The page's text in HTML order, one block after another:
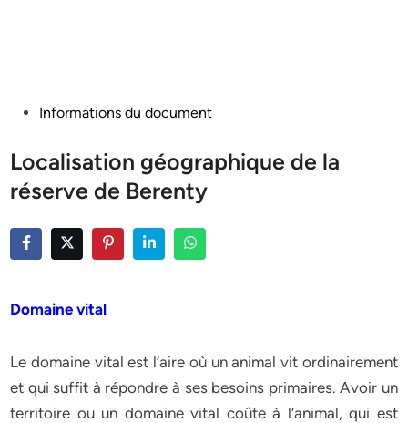
PostedInformations du document
Localisation géographique de la
réserve de Berenty
Domaine vital
Le domaine vital est l’aire où un animal vit ordinairement
et qui suffit à répondre à ses besoins primaires. Avoir un
territoire ou un domaine vital coûte à l’animal, qui est